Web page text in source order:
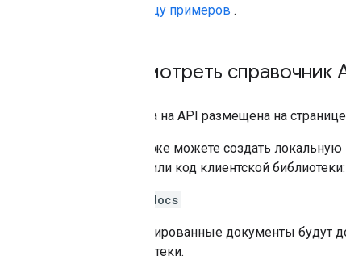
страницу примеров .
Посмотреть справочник
Ссылка на API размещена на
Вы также можете создать
загрузили код клиентской библиотеки:
yarn docs
Сгенерированные документы будут
библиотеки.